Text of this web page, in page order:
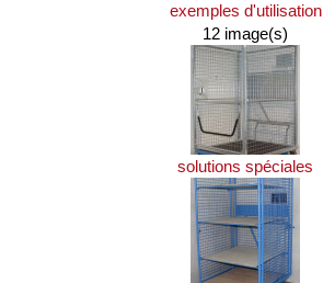
exemples d'utilisation
12 image(s)
solutions spéciales